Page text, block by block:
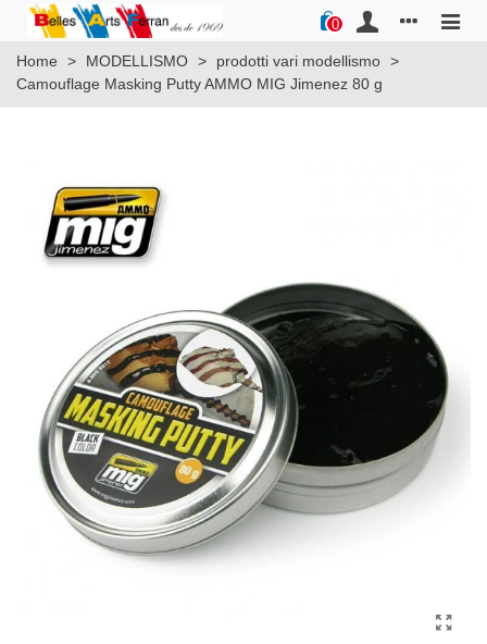
0
Home > MODELLISMO > prodotti vari modellismo >
Camouflage Masking Putty AMMO MIG Jimenez 80 g